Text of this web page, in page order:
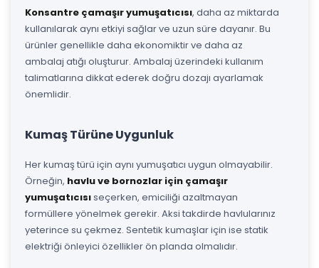
Konsantre çamaşır yumuşatıcısı, daha az miktarda
kullanılarak aynı etkiyi sağlar ve uzun süre dayanır. Bu
ürünler genellikle daha ekonomiktir ve daha az
ambalaj atığı oluşturur. Ambalaj üzerindeki kullanım
talimatlarına dikkat ederek doğru dozajı ayarlamak
önemlidir.
Kumaş Türüne Uygunluk
Her kumaş türü için aynı yumuşatıcı uygun olmayabilir.
Örneğin, havlu ve bornozlar için çamaşır
yumuşatıcısıseçerken, emiciliği azaltmayan
formüllere yönelmek gerekir. Aksi takdirde havlularınız
yeterince su çekmez. Sentetik kumaşlar için ise statik
elektriği önleyici özellikler ön planda olmalıdır.